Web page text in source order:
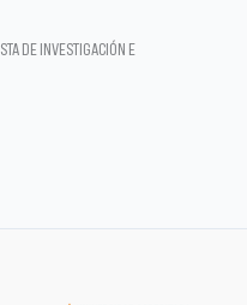
DE INVESTIGACIÓN E